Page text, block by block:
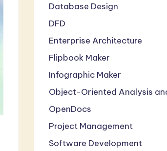
Database Design
DFD
Enterprise Architecture
Flipbook Maker
Infographic Maker
Object-Oriented Analysis
OpenDocs
Project Management
Software Development